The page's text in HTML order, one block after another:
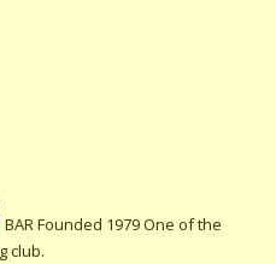
BAR Founded 1979 One of the
club.